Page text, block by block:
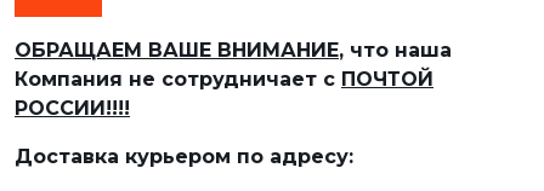
ОБРАЩАЕМ ВАШЕ ВНИМАНИЕ, что наша
Компания не сотрудничает с ПОЧТОЙ
РОССИИ!!!!
Доставка курьером по адресу: